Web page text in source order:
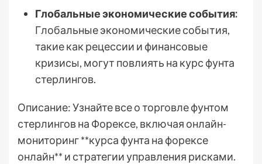
Глобальные экономические события:
Глобальные экономические события,
такие как рецессии и финансовые
кризисы, могут повлиять на курс фунта
стерлингов.
Описание: Узнайте все о торговле фунтом
стерлингов на Форексе, включая онлайн-
мониторинг **курса фунта на форексе
онлайн** и стратегии управления рисками.